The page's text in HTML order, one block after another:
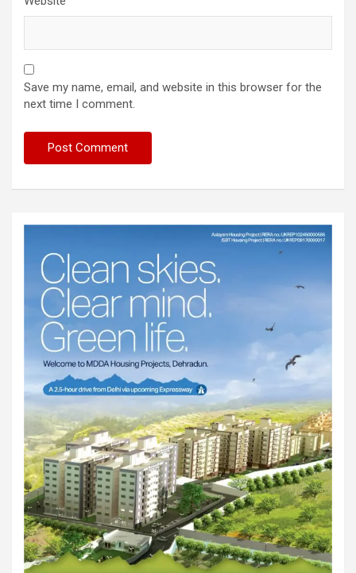
Save my name, email, and website in this browser for the
next time I comment.